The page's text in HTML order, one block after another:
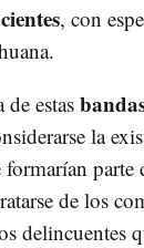
, con
estas
la
parte
de los
delincuentes